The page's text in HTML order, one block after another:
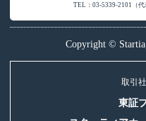
TEL：03-5339-2101（代
Copyright ©
取引
東証